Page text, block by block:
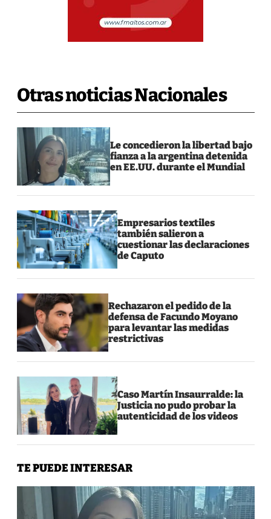
Otras noticias Nacionales
Le concedieron la libertad bajo
fianza a la argentina detenida
en EE.UU. durante el Mundial
Empresarios textiles
también salieron a
cuestionar las declaraciones
de Caputo
Rechazaron el pedido de la
defensa de Facundo Moyano
para levantar las medidas
restrictivas
Caso Martín Insaurralde: la
Justicia no pudo probar la
autenticidad de los videos
TE PUEDE INTERESAR